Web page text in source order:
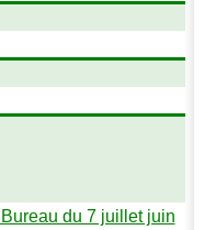
du 7 juillet juin